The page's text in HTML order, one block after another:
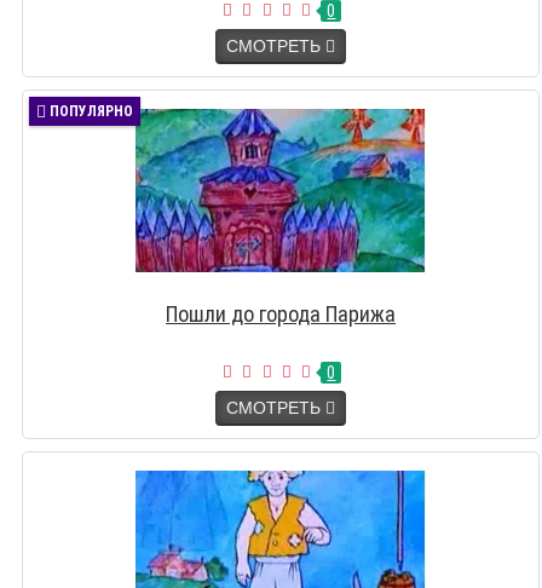
0
СМОТРЕТЬ
ПОПУЛЯРНО
Пошли до города Парижа
0
СМОТРЕТЬ